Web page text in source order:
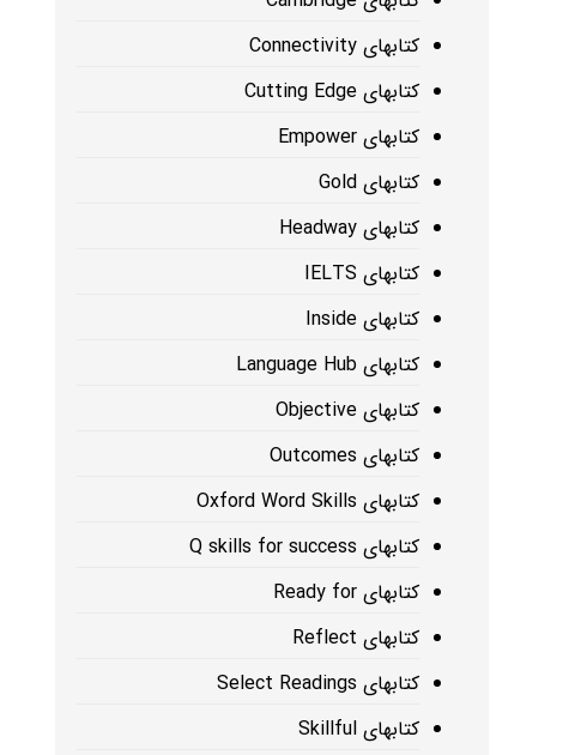
کتابهای Connectivity
کتابهای Cutting Edge
کتابهای Empower
کتابهای Gold
کتابهای Headway
کتابهای IELTS
کتابهای Inside
کتابهای Language Hub
کتابهای Objective
کتابهای Outcomes
کتابهای Oxford Word Skills
کتابهای Q skills for success
کتابهای Ready for
کتابهای Reflect
کتابهای Select Readings
کتابهای Skillful